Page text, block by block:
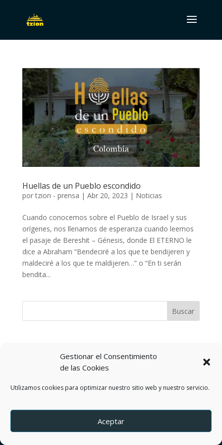
Gestionar el Consentimiento
de las Cookies
Utilizamos cookies para optimizar nuestro sitio web y nuestro servicio.
Aceptar
Huellas de un Pueblo escondido
portzion - prensa | Abr 20, 2023 | Noticias
Cuando conocemos sobre el Pueblo de Israel y sus
orígenes, nos llenamos de esperanza cuando leemos
el pasaje de Bereshit – Génesis, donde El ETERNO le
dice a Abraham “Bendeciré a los que te bendijeren y
maldeciré a los que te maldijeren…” o “En ti serán
bendita...
Política de privacidad
Política de Cookies
Contactos
by DEREJ TZION S.A.S.